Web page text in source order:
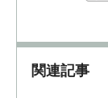
関連記事